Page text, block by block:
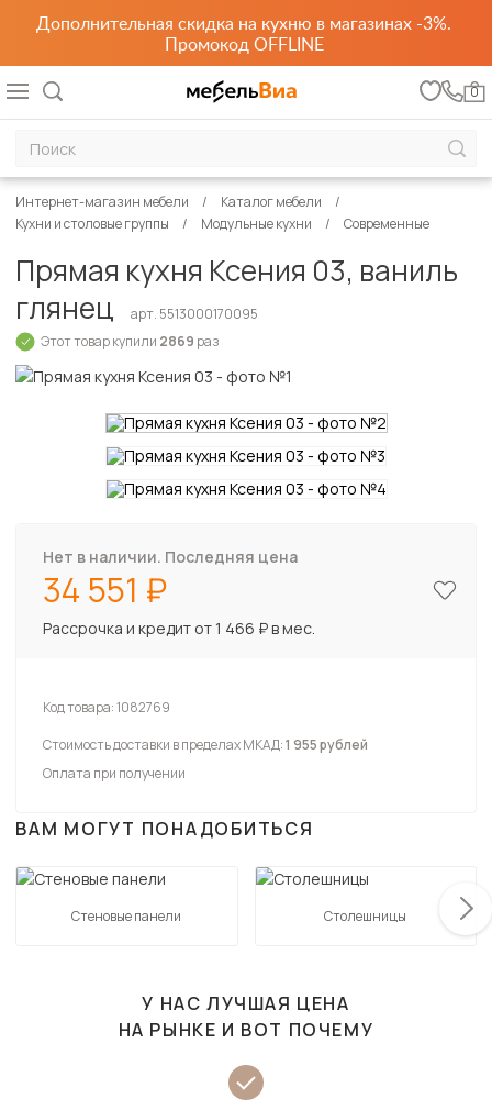
Дополнительная скидка на кухню в магазинах -3%.
Промокод OFFLINE
0
Интернет-магазин мебели
Каталог мебели
Кухни и столовые группы
Модульные кухни Современные
Прямая кухня Ксения 03, ваниль
глянец
арт. 5513000170095
Этот товар купили 2869 раз
Нет в наличии. Последняя цена
34 551
Рассрочка и кредит от 1 466 ₽ в мес.
Код товара:1082769
Стоимость доставки в пределах МКАД:1 955 рублей
Оплата при получении
ВАМ МОГУТ ПОНАДОБИТЬСЯ
Стеновые панели Столешницы
У НАС ЛУЧШАЯ ЦЕНА
НА РЫНКЕ И ВОТ ПОЧЕМУ